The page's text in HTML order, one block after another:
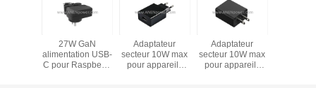
27W GaN
alimentation USB-
C pour Raspberry
Adaptateur
secteur 10W max
pour appareils
Adaptateur
secteur 10W max
pour appareils